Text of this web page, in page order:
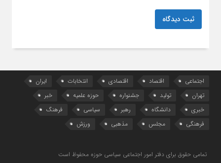
ثبت دیدگاه
اجتماعی اقتصاد اقتصادی انتخابات
ایران
تهران
تولید جشنواره حوزه علمیه
خبر
خبری
دانشگاه رهبر سیاسی
فرهنگ
فرهنگی
مجلس مذهبی ورزش
تمامی حقوق برای دفتر امور اجتماعی سیاسی حوزه محفوظ است